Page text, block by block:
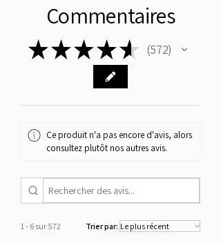
Commentaires
★★★★★ 572
572
Ce produit n'a pas encore d'avis, alors
consultez plutôt nos autres avis.
1 - 6 sur 572 Trier par: